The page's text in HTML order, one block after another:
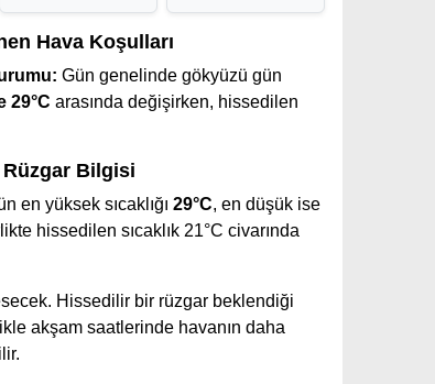
Hava Koşulları
Gün genelinde gökyüzü gün
29°C arasında değişirken, hissedilen
Rüzgar Bilgisi
en yüksek sıcaklığı 29°C, en düşük ise
hissedilen sıcaklık 21°C civarında
Hissedilir bir rüzgar beklendiği
akşam saatlerinde havanın daha